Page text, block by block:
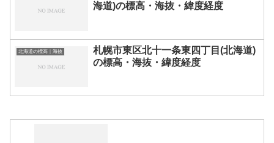
海道)の標高・海抜・緯度経度
北海道の標高｜海抜
札幌市東区北十一条東四丁目(北海道)
の標高・海抜・緯度経度